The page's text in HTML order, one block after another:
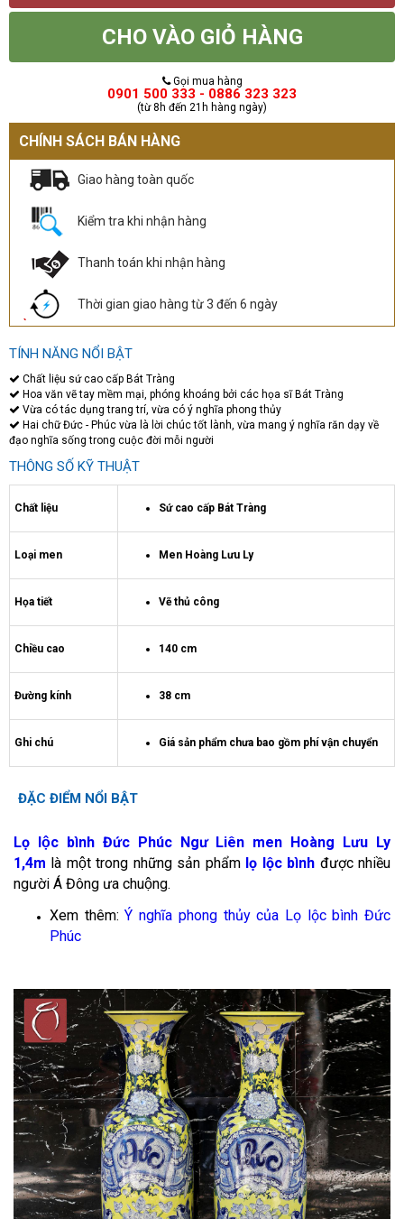
CHO VÀO GIỎ HÀNG
Gọi mua hàng
0901 500 333 - 0886 323 323
(từ 8h đến 21h hàng ngày)
CHÍNH SÁCH BÁN HÀNG
Giao hàng toàn quốc
Kiểm tra khi nhận hàng
Thanh toán khi nhận hàng
Thời gian giao hàng từ 3 đến 6 ngày
TÍNH NĂNG NỔI BẬT
Chất liệu sứ cao cấp Bát Tràng
Hoa văn vẽ tay mềm mại, phóng khoáng bởi các họa sĩ Bát Tràng
Vừa có tác dụng trang trí, vừa có ý nghĩa phong thủy
Hai chữ Đức - Phúc vừa là lời chúc tốt lành, vừa mang ý nghĩa răn dạy về
đạo nghĩa sống trong cuộc đời mỗi người
THÔNG SỐ KỸ THUẬT
Chất liệu Sứ cao cấp Bát Tràng
Loại men Men Hoàng Lưu Ly
Họa tiết Vẽ thủ công
Chiều cao 140 cm
Đường kính 38 cm
Ghi chú Giá sản phẩm chưa bao gồm phí vận chuyển
ĐẶC ĐIỂM NỔI BẬT
Lọ lộc bình Đức Phúc Ngư Liên men Hoàng Lưu Ly
1,4m là một trong những sản phẩm lọ lộc bình được nhiều
người Á Đông ưa chuộng.
Xem thêm:Ý nghĩa phong thủy của Lọ lộc bình Đức
Phúc